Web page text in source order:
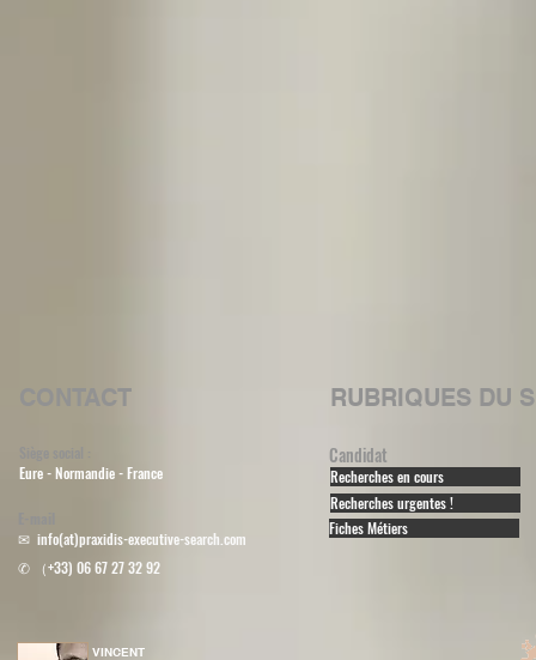
CONTACT
Eure - Normandie - France
✉︎ info(at)praxidis-executive-search.com
RUBRIQUES DU
Candidat
Recherches en cours
Recherches urgentes !
Fiches Métiers
✆ （+33) 06 67 27 32 92
VINCENT